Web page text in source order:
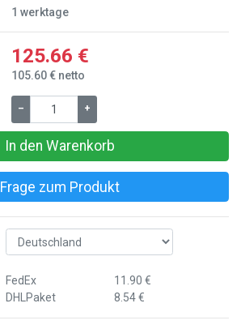
1 werktage
125.66 €
105.60 € netto
– +
In den Warenkorb
Frage zum Produkt
FedEx
DHLPaket
11.90 €
8.54 €